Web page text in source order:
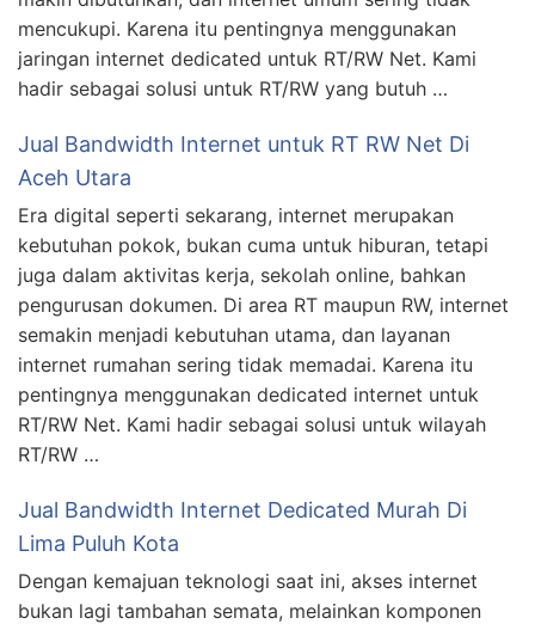
mencukupi. Karena itu pentingnya menggunakan
jaringan internet dedicated untuk RT/RW Net. Kami
hadir sebagai solusi untuk RT/RW yang butuh …
Jual Bandwidth Internet untuk RT RW Net Di
Aceh Utara
Era digital seperti sekarang, internet merupakan
kebutuhan pokok, bukan cuma untuk hiburan, tetapi
juga dalam aktivitas kerja, sekolah online, bahkan
pengurusan dokumen. Di area RT maupun RW, internet
semakin menjadi kebutuhan utama, dan layanan
internet rumahan sering tidak memadai. Karena itu
pentingnya menggunakan dedicated internet untuk
RT/RW Net. Kami hadir sebagai solusi untuk wilayah
RT/RW …
Jual Bandwidth Internet Dedicated Murah Di
Lima Puluh Kota
Dengan kemajuan teknologi saat ini, akses internet
bukan lagi tambahan semata, melainkan komponen